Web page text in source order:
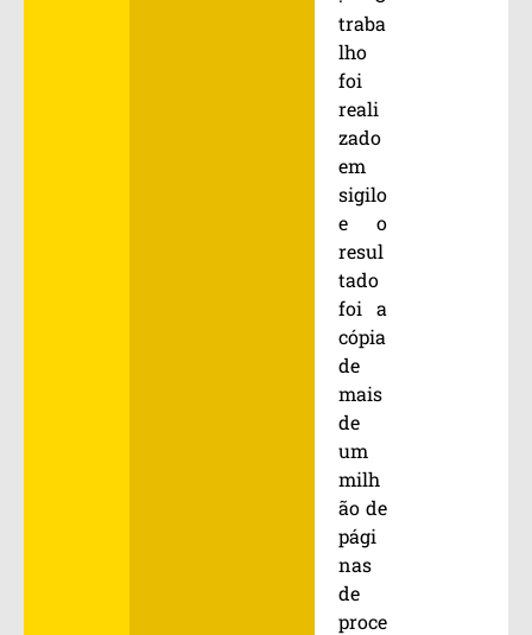
traba
lho
foi
reali
zado
em
sigilo
e o
resul
tado
foi a
cópia
de
mais
de
um
milh
ão de
pági
nas
de
proce